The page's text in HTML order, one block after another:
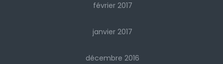
février 2017
janvier 2017
décembre 2016